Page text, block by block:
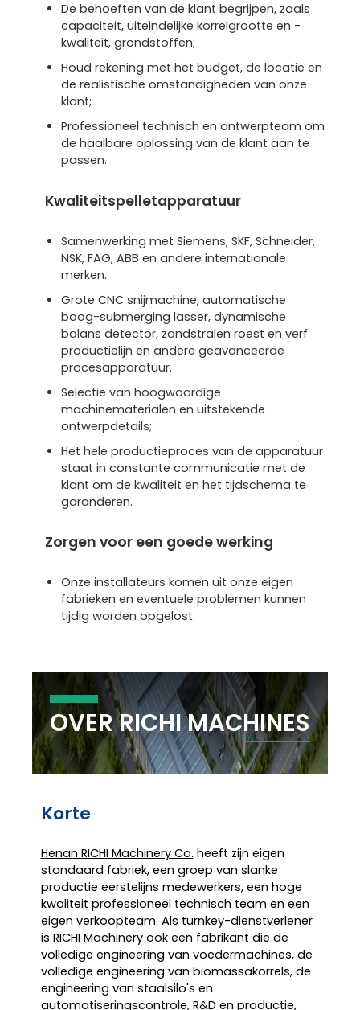
De behoeften van de klant begrijpen, zoals
capaciteit, uiteindelijke korrelgrootte en -
kwaliteit, grondstoffen;
Houd rekening met het budget, de locatie en
de realistische omstandigheden van onze
klant;
Professioneel technisch en ontwerpteam om
de haalbare oplossing van de klant aan te
passen.
Kwaliteitspelletapparatuur
Samenwerking met Siemens, SKF, Schneider,
NSK, FAG, ABB en andere internationale
merken.
Grote CNC snijmachine, automatische
boog-submerging lasser, dynamische
balans detector, zandstralen roest en verf
productielijn en andere geavanceerde
procesapparatuur.
Selectie van hoogwaardige
machinematerialen en uitstekende
ontwerpdetails;
Het hele productieproces van de apparatuur
staat in constante communicatie met de
klant om de kwaliteit en het tijdschema te
garanderen.
Zorgen voor een goede werking
Onze installateurs komen uit onze eigen
fabrieken en eventuele problemen kunnen
tijdig worden opgelost.
OVER RICHI MACHINES
Korte
Henan RICHI Machinery Co. heeft zijn eigen
standaard fabriek, een groep van slanke
productie eerstelijns medewerkers, een hoge
kwaliteit professioneel technisch team en een
eigen verkoopteam. Als turnkey-dienstverlener
is RICHI Machinery ook een fabrikant die de
volledige engineering van voedermachines, de
volledige engineering van biomassakorrels, de
engineering van staalsilo's en
automatiseringscontrole, R&D en productie,